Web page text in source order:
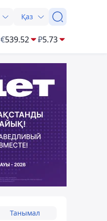
Қаз
€539.52 ₽5.73
Танымал